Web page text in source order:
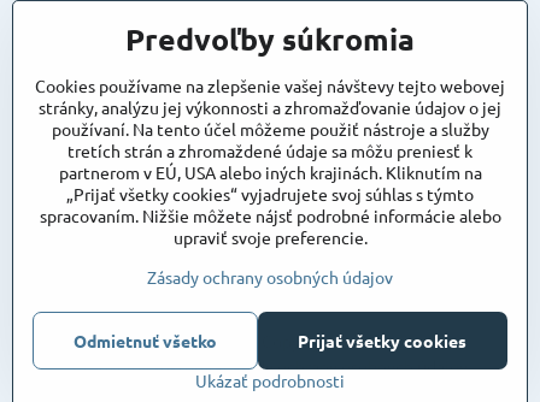
Kuriér DPD , Geis
Cena za dopravu:
Maxstore
Bratislavská 79
Areál Satina
90201 Pezinok
vjazd do areálu z Bratislavskej ulice
Súradnice pre GPS:
48°16'48.83"N, 17°15'39.45"E
©
Copyright
Predvoľby súkromiaZásady ochrany osobných údajov
Vytvorené pomocou:BiznisWeb.sk
Predvoľby súkromia
Cookies používame na zlepšenie vašej návštevy tejto webovej
stránky, analýzu jej výkonnosti a zhromažďovanie údajov o jej
používaní. Na tento účel môžeme použiť nástroje a služby
tretích strán a zhromaždené údaje sa môžu preniesť k
partnerom v EÚ, USA alebo iných krajinách. Kliknutím na
„Prijať všetky cookies“ vyjadrujete svoj súhlas s týmto
spracovaním. Nižšie môžete nájsť podrobné informácie alebo
upraviť svoje preferencie.
Zásady ochrany osobných údajov
Ukázať podrobnosti
Prijať všetky cookies
Odmietnuť všetko